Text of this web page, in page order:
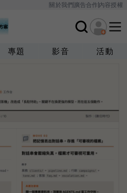
關於我們廣告合作內容授權
專題 影音 活動